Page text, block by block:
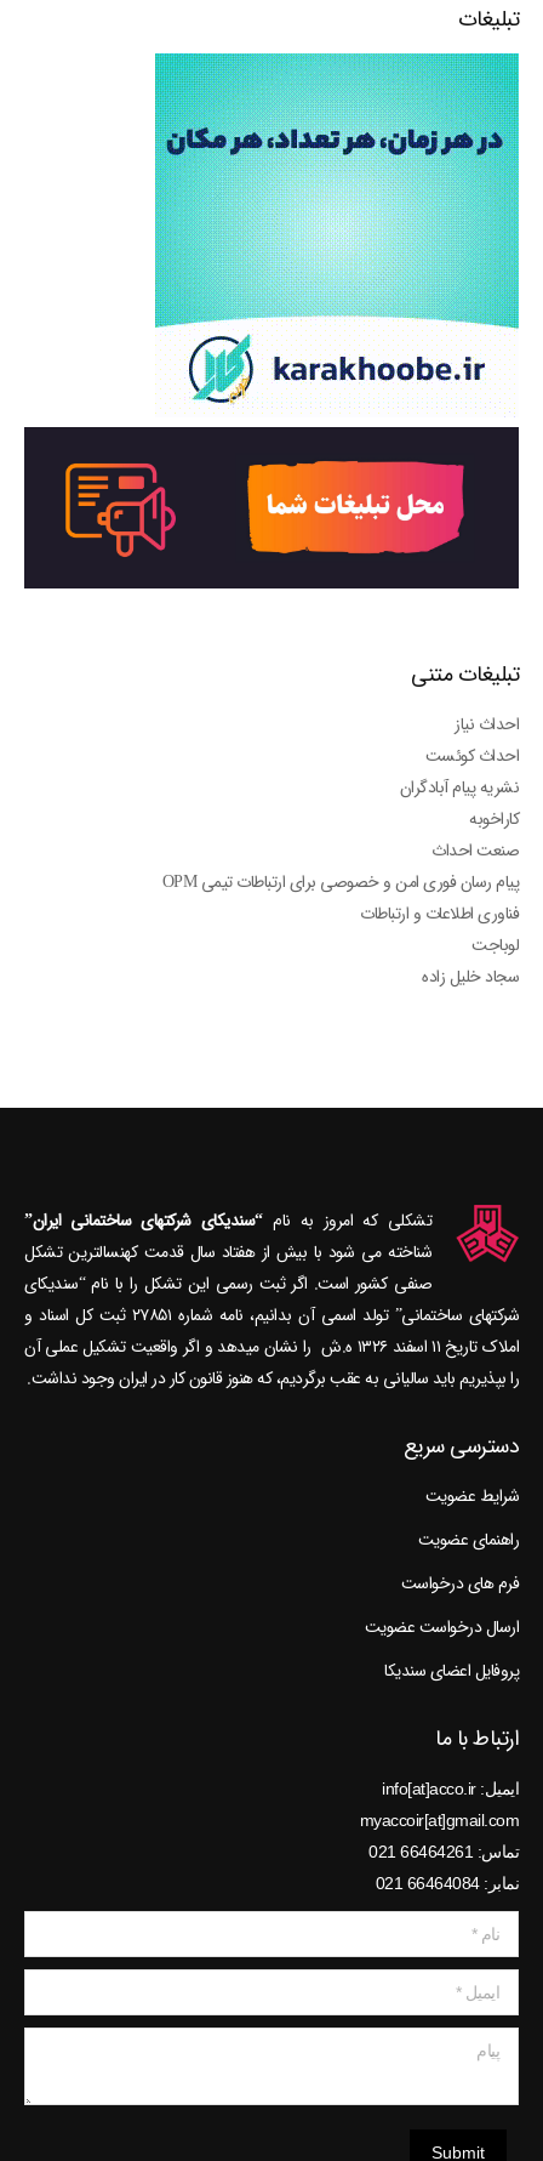
تبلیغات
تبلیغات متنی
احداث نیاز
احداث کوئست
نشریه پیام آبادگران
کاراخوبه
صنعت احداث
پیام رسان فوری امن و خصوصی برای ارتباطات تیمی OPM
فناوری اطلاعات و ارتباطات
لوباجت
سجاد خلیل زاده
تشکلی که امروز به نام“سندیکای شرکتهای ساختمانی ایران”
شناخته می‎ شود با بیش از هفتاد سال قدمت کهنسال‎ترین تشکل
صنفی کشور است. اگر ثبت رسمی این تشکل را با نام “سندیکای
شرکتهای ساختمانی” تولد اسمی آن بدانیم، نامه شماره ۲۷۸۵۱ ثبت کل اسناد و
املاک تاریخ ۱۱ اسفند ۱۳۲۶ ه.ش را نشان می‎دهد و اگر واقعیت تشکیل عملی آن
را بپذیریم باید سالیانی به عقب برگردیم، که هنوز قانون کار در ایران وجود نداشت.
دسترسی سریع
شرایط عضویت
راهنمای عضویت
فرم های درخواست
ارسال درخواست عضویت
پروفایل اعضای سندیکا
ارتباط با ما
ایمیل: info[at]acco.ir
myaccoir[at]gmail.com
تماس: 66464261 021
نمابر: 66464084 021
نام *
ایمیل *
Submit